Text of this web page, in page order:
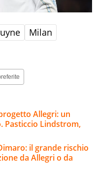
Milan
Allegri: un
Pasticcio Lindstrom,
il grande rischio
da Allegri o da